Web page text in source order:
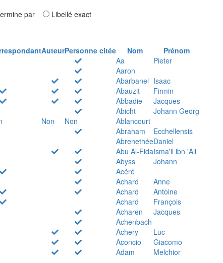
par Libellé exact
AuteurPersonne citée Nom
Prénom
Aa
Pieter
Aaron
Abarbanel Isaac
Abauzit
Firmin
Abbadie
Jacques
Abicht
Johann Georg
Non Non
Ablancourt
Abraham
Ecchellensis
AbrenethéeDaniel
Abu Al-FidaIsma'il ibn 'Ali
Abyss
Johann
Acéré
Achard
Anne
Achard
Antoine
Achard
François
Acharen
Jacques
Achenbach
Achery
Luc
Aconcio
Giacomo
Adam
Melchior